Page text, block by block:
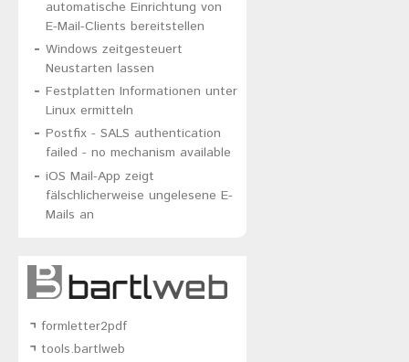
automatische Einrichtung von
E-Mail-Clients bereitstellen
Windows zeitgesteuert
Neustarten lassen
Festplatten Informationen unter
Linux ermitteln
Postfix - SALS authentication
failed - no mechanism available
iOS Mail-App zeigt
fälschlicherweise ungelesene E-
Mails an
formletter2pdf
tools.bartlweb